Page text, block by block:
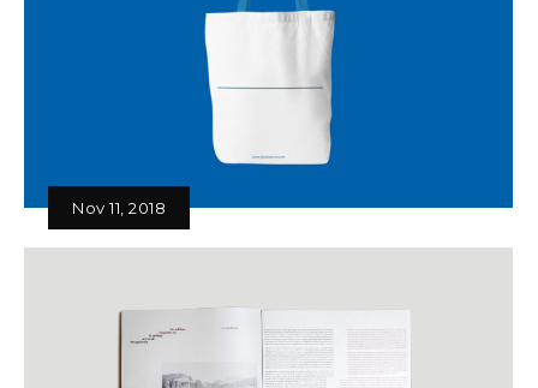
Nov 11, 2018
xosé teiga, studio. representará a España en la
Bienal Iberoamericana del Diseño (BID 18)
xosé teiga, studio. representará a España en la
Bienal Iberoamericana del Diseño (BID